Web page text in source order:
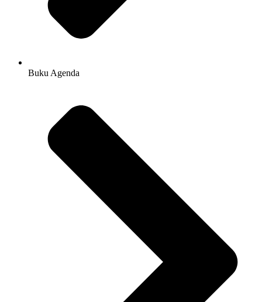
Buku Agenda